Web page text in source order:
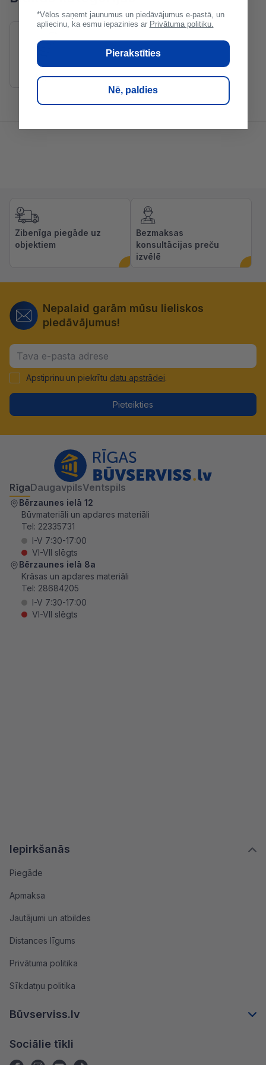
Kāpnes
Zibenīga piegāde uz
objektiem
Bezmaksas
konsultācijas preču
izvēlē
Nepalaid garām mūsu lieliskos
piedāvājumus!
Apstiprinu un piekrītu datu apstrādei.
Pieteikties
Iepirkšanās
Piegāde
Apmaksa
Jautājumi un atbildes
Distances līgums
Privātuma politika
Sīkdatņu politika
Būvserviss.lv
Sociālie tīkli
RīgaDaugavpilsVentspils
Bērzaunes ielā 12
Būvmateriāli un apdares materiāli
Tel: 22335731
I-V 7:30-17:00
VI-VII slēgts
Bērzaunes ielā 8a
Krāsas un apdares materiāli
Tel: 28684205
I-V 7:30-17:00
VI-VII slēgts
*Vēlos saņemt jaunumus un piedāvājumus e-pastā, un
apliecinu, ka esmu iepazinies ar Privātuma politiku.
Pierakstīties
Nē, paldies